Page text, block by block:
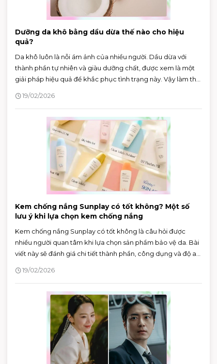
Dưỡng da khô bằng dầu dừa thế nào cho hiệu
quả?
Da khô luôn là nỗi ám ảnh của nhiều người. Dầu dừa với
thành phần tự nhiên và giàu dưỡng chất, được xem là một
giải pháp hiệu quả để khắc phục tình trạng này. Vậy làm thế
nào để dưỡng da khô bằng dầu dừa đúng cách và hiệu
quả?
19/02/2026
Kem chống nắng Sunplay có tốt không? Một số
lưu ý khi lựa chọn kem chống nắng
Kem chống nắng Sunplay có tốt không là câu hỏi được
nhiều người quan tâm khi lựa chọn sản phẩm bảo vệ da. Bài
viết này sẽ đánh giá chi tiết thành phần, công dụng và độ an
toàn của một số dòng kem chống nắng Sunplay, giúp bạn
đưa ra quyết định phù hợp với làn da của mình.
19/02/2026